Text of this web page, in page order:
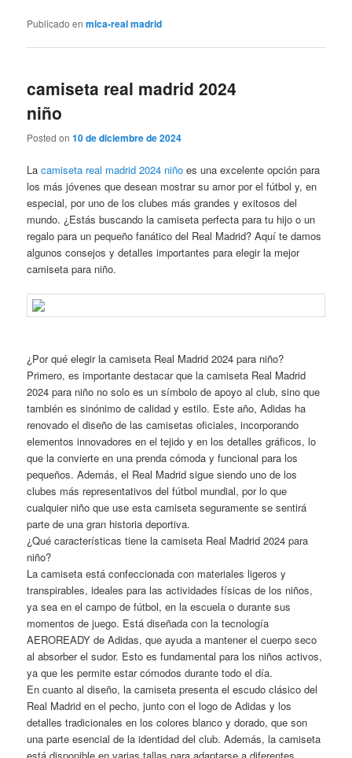
Publicado en mica-real madrid
camiseta real madrid 2024
niño
Posted on10 de diciembre de 2024
Lacamiseta real madrid 2024 niño es una excelente opción para
los más jóvenes que desean mostrar su amor por el fútbol y, en
especial, por uno de los clubes más grandes y exitosos del
mundo. ¿Estás buscando la camiseta perfecta para tu hijo o un
regalo para un pequeño fanático del Real Madrid? Aquí te damos
algunos consejos y detalles importantes para elegir la mejor
camiseta para niño.
¿Por qué elegir la camiseta Real Madrid 2024 para niño?
Primero, es importante destacar que la camiseta Real Madrid
2024 para niño no solo es un símbolo de apoyo al club, sino que
también es sinónimo de calidad y estilo. Este año, Adidas ha
renovado el diseño de las camisetas oficiales, incorporando
elementos innovadores en el tejido y en los detalles gráficos, lo
que la convierte en una prenda cómoda y funcional para los
pequeños. Además, el Real Madrid sigue siendo uno de los
clubes más representativos del fútbol mundial, por lo que
cualquier niño que use esta camiseta seguramente se sentirá
parte de una gran historia deportiva.
¿Qué características tiene la camiseta Real Madrid 2024 para
niño?
La camiseta está confeccionada con materiales ligeros y
transpirables, ideales para las actividades físicas de los niños,
ya sea en el campo de fútbol, en la escuela o durante sus
momentos de juego. Está diseñada con la tecnología
AEROREADY de Adidas, que ayuda a mantener el cuerpo seco
al absorber el sudor. Esto es fundamental para los niños activos,
ya que les permite estar cómodos durante todo el día.
En cuanto al diseño, la camiseta presenta el escudo clásico del
Real Madrid en el pecho, junto con el logo de Adidas y los
detalles tradicionales en los colores blanco y dorado, que son
una parte esencial de la identidad del club. Además, la camiseta